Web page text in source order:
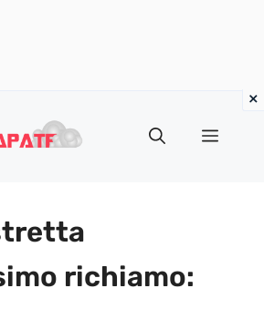
Menu
richiamo: